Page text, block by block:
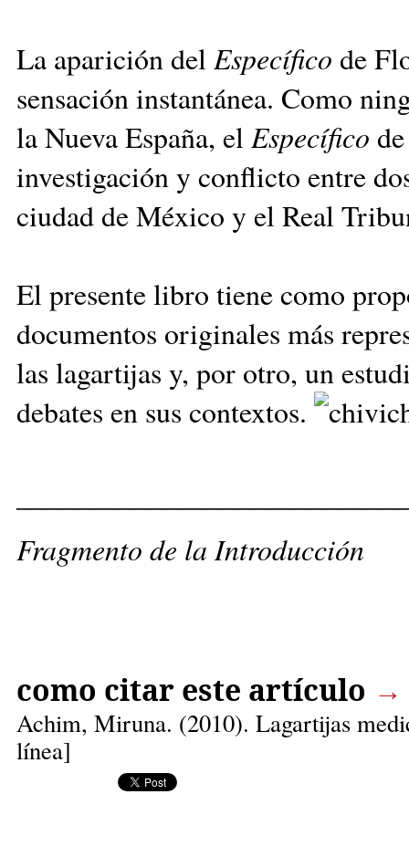
La aparición del Específico de
sensación instantánea. Como
la Nueva España, el Específico
investigación y con­flicto entre
ciu­dad de México y el Real
El presente libro tiene como
documentos originales más
las lagar­tijas y, por otro, un
debates en sus con­textos.
Fragmento de la Introducción
como citar este artículo →
Achim, Miruna. (2010). Lagartijas
línea]